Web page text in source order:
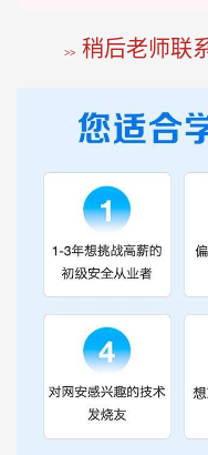
>> 稍后老师联